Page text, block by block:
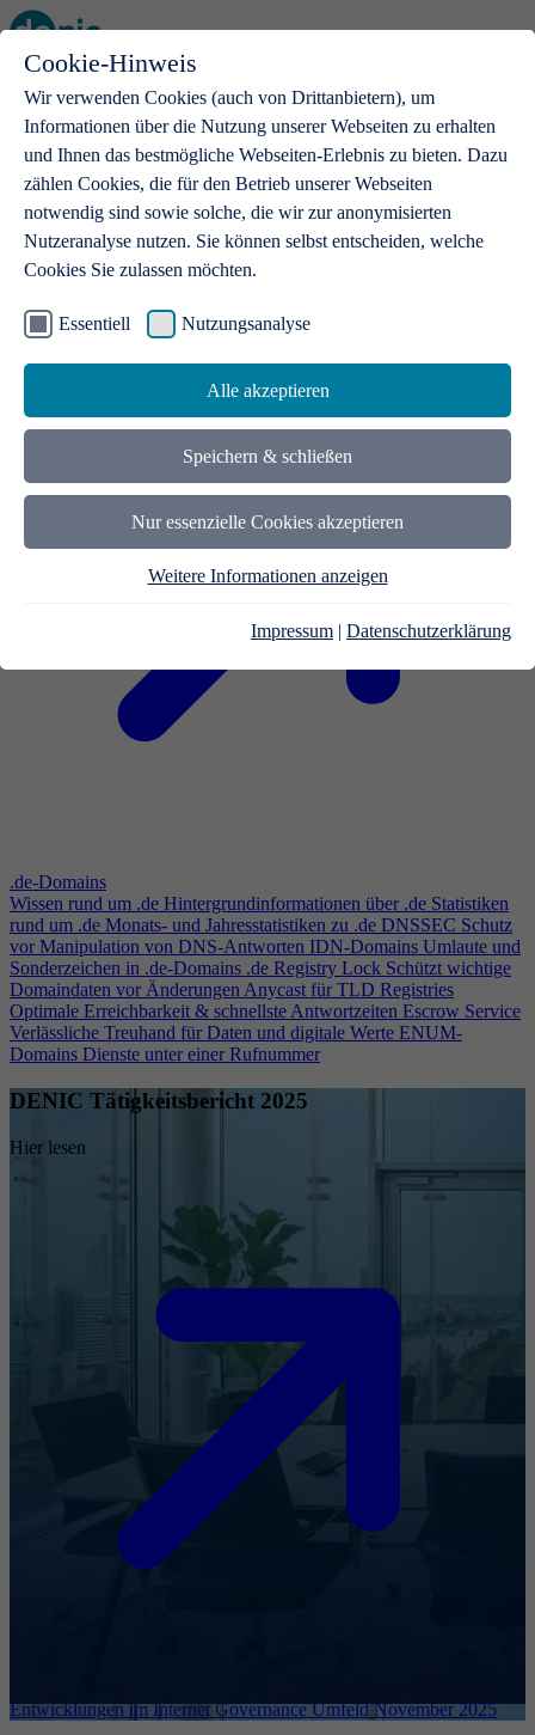
Cookie-Hinweis
Wir verwenden Cookies (auch von Drittanbietern), um
Informationen über die Nutzung unserer Webseiten zu erhalten
und Ihnen das bestmögliche Webseiten-Erlebnis zu bieten. Dazu
zählen Cookies, die für den Betrieb unserer Webseiten
notwendig sind sowie solche, die wir zur anonymisierten
Nutzeranalyse nutzen. Sie können selbst entscheiden, welche
Cookies Sie zulassen möchten.
Essentiell Nutzungsanalyse
Alle akzeptieren
Speichern & schließen
Nur essenzielle Cookies akzeptieren
Weitere Informationen anzeigen
Impressum | Datenschutzerklärung
Open main menu
.de-Domains
Mit einer .de-Domain erhalten Ideen eine Bühne
.de-Domains
Wissen rund um .de Hintergrundinformationen über .de Statistiken
rund um .de Monats- und Jahresstatistiken zu .de DNSSEC Schutz
vor Manipulation von DNS-Antworten IDN-Domains Umlaute und
Sonderzeichen in .de-Domains .de Registry Lock Schützt wichtige
Domaindaten vor ÄnderungenAnycast für TLD Registries
Optimale Erreichbarkeit & schnellste Antwortzeiten Escrow Service
Verlässliche Treuhand für Daten und digitale Werte ENUM-
Domains Dienste unter einer Rufnummer
DENIC Tätigkeitsbericht 2025
Hier lesen
Entwicklungen im Internet Governance Umfeld November 2025